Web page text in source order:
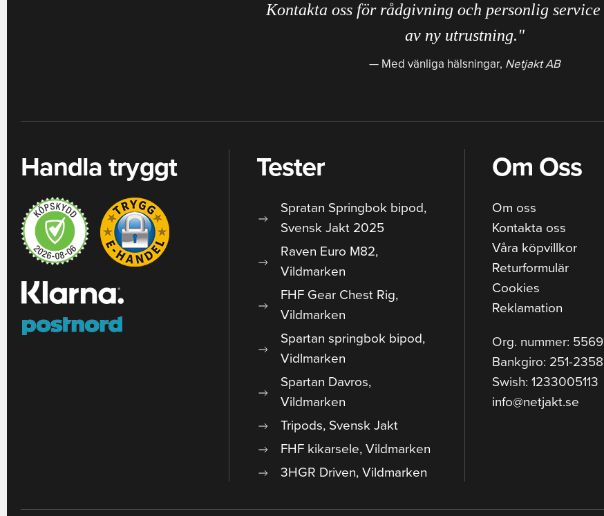
Kontakta oss för rådgivning och personlig
av ny utrustning."
Med vänliga hälsningar, Netjakt AB
Handla tryggt Tester
Spratan Springbok bipod,
Svensk Jakt 2025
Raven Euro M82,
Vildmarken
FHF Gear Chest Rig,
Vildmarken
Spartan springbok bipod,
Vidlmarken
Spartan Davros,
Vildmarken
Tripods, Svensk Jakt
FHF kikarsele, Vildmarken
3HGR Driven, Vildmarken
Om Oss
Om oss
Kontakta oss
Våra köpvillkor
Returformulär
Cookies
Reklamation
Org. nummer:
Bankgiro: 251-2358
Swish: 1233005113
info@netjakt.se